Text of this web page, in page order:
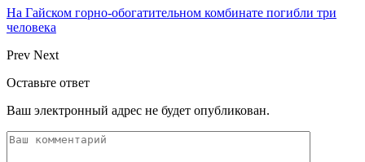
На Гайском горно-обогатительном комбинате погибли три
человека
Prev Next
Оставьте ответ
Ваш электронный адрес не будет опубликован.